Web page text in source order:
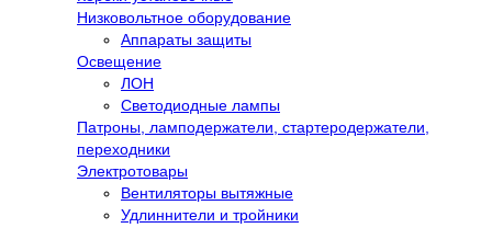
Низковольтное оборудование
Аппараты защиты
Освещение
ЛОН
Светодиодные лампы
Патроны, ламподержатели, стартеродержатели,
переходники
Электротовары
Вентиляторы вытяжные
Удлиннители и тройники